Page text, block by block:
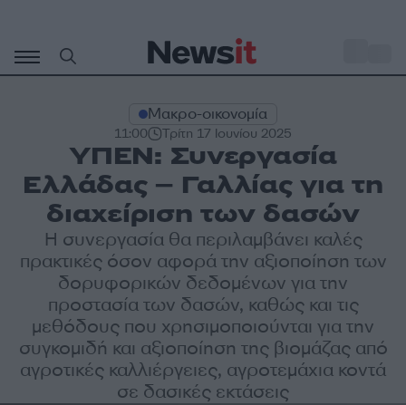
περιεχόμενο
Μακρο-οικονομία
11:00 Τρίτη 17 Ιουνίου 2025
ΥΠΕΝ: Συνεργασία
Ελλάδας – Γαλλίας για τη
διαχείριση των δασών
Η συνεργασία θα περιλαμβάνει καλές
πρακτικές όσον αφορά την αξιοποίηση των
δορυφορικών δεδομένων για την
προστασία των δασών, καθώς και τις
μεθόδους που χρησιμοποιούνται για την
συγκομιδή και αξιοποίηση της βιομάζας από
αγροτικές καλλιέργειες, αγροτεμάχια κοντά
σε δασικές εκτάσεις